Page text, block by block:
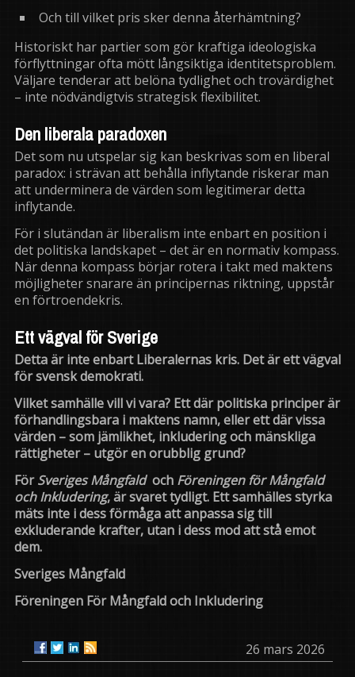
Och till vilket pris sker denna återhämtning?
Historiskt har partier som gör kraftiga ideologiska
förflyttningar ofta mött långsiktiga identitetsproblem.
Väljare tenderar att belöna tydlighet och trovärdighet
– inte nödvändigtvis strategisk flexibilitet.
Den liberala paradoxen
Det som nu utspelar sig kan beskrivas som en liberal
paradox: i strävan att behålla inflytande riskerar man
att underminera de värden som legitimerar detta
inflytande.
För i slutändan är liberalism inte enbart en position i
det politiska landskapet – det är en normativ kompass.
När denna kompass börjar rotera i takt med maktens
möjligheter snarare än principernas riktning, uppstår
en förtroendekris.
Ett vägval för Sverige
Detta är inte enbart Liberalernas kris. Det är ett vägval
för svensk demokrati.
Vilket samhälle vill vi vara? Ett där politiska principer är
förhandlingsbara i maktens namn, eller ett där vissa
värden – som jämlikhet, inkludering och mänskliga
rättigheter – utgör en orubblig grund?
FörSveriges Mångfaldoch Föreningen för Mångfald
och Inkludering, är svaret tydligt. Ett samhälles styrka
mäts inte i dess förmåga att anpassa sig till
exkluderande krafter, utan i dess mod att stå emot
dem.
Sveriges Mångfald
Föreningen För Mångfald och Inkludering
26 mars 2026